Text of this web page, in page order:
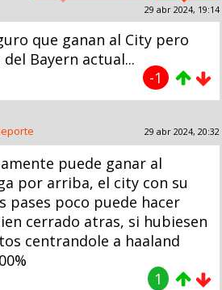
29 abr 2024, 19:14
que ganan al City pero
Bayern actual...
-1
29 abr 2024, 20:32
puede ganar al
por arriba, el city con su
pases poco puede hacer
cerrado atras, si hubiesen
centrandole a haaland
1